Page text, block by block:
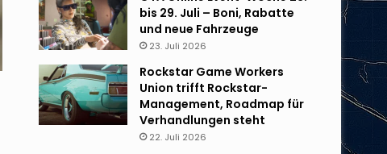
bis 29. Juli – Boni, Rabatte
und neue Fahrzeuge
23. Juli 2026
Rockstar Game Workers
Union trifft Rockstar-
Management, Roadmap für
Verhandlungen steht
22. Juli 2026